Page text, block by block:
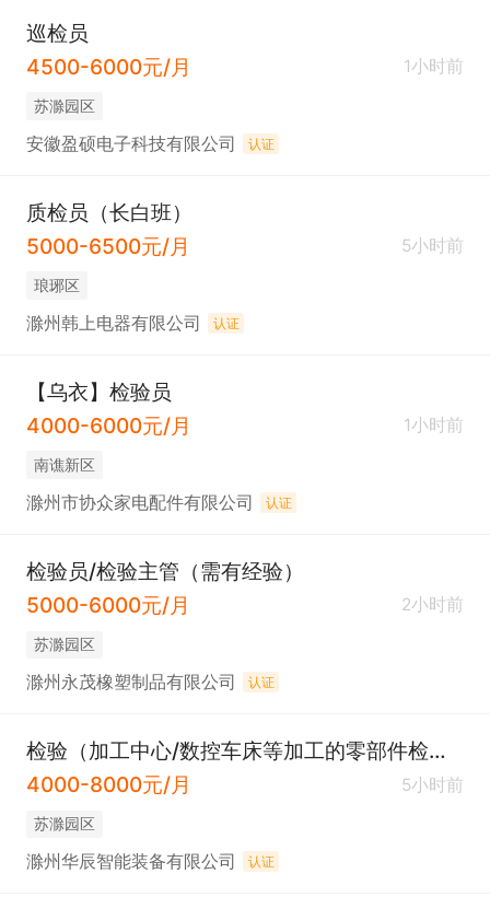
巡检员
4500-6000元/月
1小时前
苏滁园区
安徽盈硕电子科技有限公司 认证
质检员（长白班）
5000-6500元/月
5小时前
琅琊区
滁州韩上电器有限公司 认证
【乌衣】检验员
4000-6000元/月
1小时前
南谯新区
滁州市协众家电配件有限公司 认证
检验员/检验主管（需有经验）
5000-6000元/月
2小时前
苏滁园区
滁州永茂橡塑制品有限公司 认证
检验（加工中心/数控车床等加工的零部件检测）
4000-8000元/月
5小时前
苏滁园区
滁州华辰智能装备有限公司 认证